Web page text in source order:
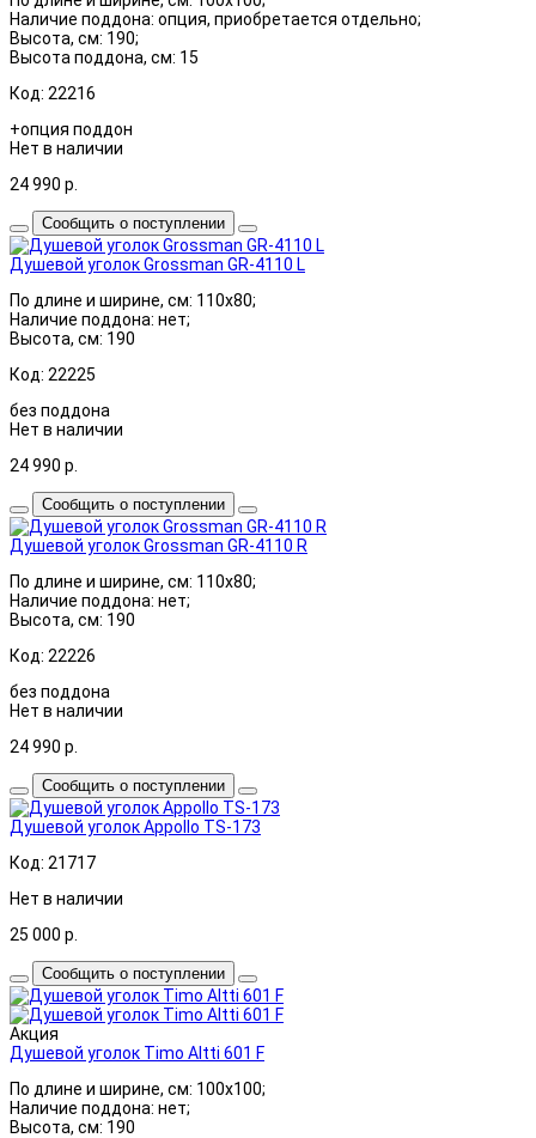
Наличие поддона: опция, приобретается отдельно;
Высота, см: 190;
Высота поддона, см: 15
Код: 22216
+опция поддон
Нет в наличии
24 990 р.
Сообщить о поступлении
Душевой уголок Grossman GR-4110 L
По длине и ширине, см: 110x80;
Наличие поддона: нет;
Высота, см: 190
Код: 22225
без поддона
Нет в наличии
24 990 р.
Сообщить о поступлении
Душевой уголок Grossman GR-4110 R
По длине и ширине, см: 110x80;
Наличие поддона: нет;
Высота, см: 190
Код: 22226
без поддона
Нет в наличии
24 990 р.
Сообщить о поступлении
Душевой уголок Appollo TS-173
Код: 21717
Нет в наличии
25 000 р.
Сообщить о поступлении
Акция
Душевой уголок Timo Altti 601 F
По длине и ширине, см: 100x100;
Наличие поддона: нет;
Высота, см: 190